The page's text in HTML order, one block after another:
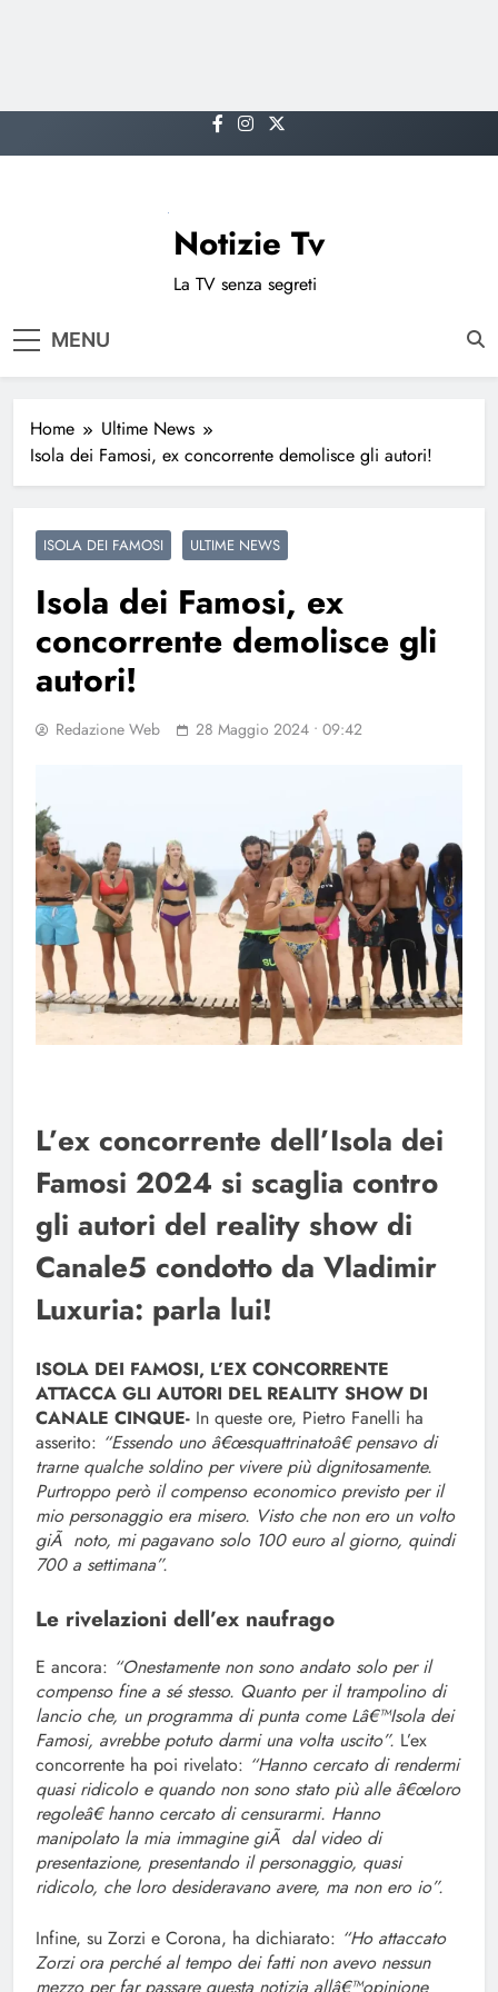
to
Notizie Tv
La TV senza segreti
MENU
Home
Ultime News
Isola dei Famosi, ex concorrente demolisce gli autori!
ISOLA DEI FAMOSI ULTIME NEWS
Isola dei Famosi, ex
concorrente demolisce gli
autori!
Redazione Web 28 Maggio 2024 • 09:42
L’ex concorrente dell’Isola dei
Famosi 2024 si scaglia contro
gli autori del reality show di
Canale5 condotto da Vladimir
Luxuria: parla lui!
ISOLA DEI FAMOSI, L’EX CONCORRENTE
ATTACCA GLI AUTORI DEL REALITY SHOW DI
CANALE CINQUE- In queste ore, Pietro Fanelli ha
asserito: “Essendo uno â€œsquattrinatoâ€ pensavo di
trarne qualche soldino per vivere più dignitosamente.
Purtroppo però il compenso economico previsto per il
mio personaggio era misero. Visto che non ero un volto
giÃ noto, mi pagavano solo 100 euro al giorno, quindi
700 a settimana”.
Le rivelazioni dell’ex naufrago
E ancora: “Onestamente non sono andato solo per il
compenso fine a sé stesso. Quanto per il trampolino di
lancio che, un programma di punta come Lâ€™Isola dei
Famosi, avrebbe potuto darmi una volta uscito”. L’ex
concorrente ha poi rivelato: “Hanno cercato di rendermi
quasi ridicolo e quando non sono stato più alle â€œloro
regoleâ€ hanno cercato di censurarmi. Hanno
manipolato la mia immagine giÃ dal video di
presentazione, presentando il personaggio, quasi
ridicolo, che loro desideravano avere, ma non ero io”.
Infine, su Zorzi e Corona, ha dichiarato: “Ho attaccato
Zorzi ora perché al tempo dei fatti non avevo nessun